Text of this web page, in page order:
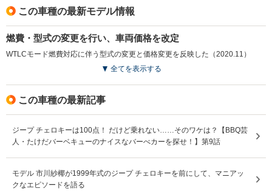
この車種の最新モデル情報
燃費・型式の変更を行い、車両価格を改定
WTLCモード燃費対応に伴う型式の変更と価格変更を反映した（2020.11）
全てを表示する
この車種の最新記事
ジープ チェロキーは100点！ だけど乗れない……そのワケは？【BBQ芸
人・たけだバーベキューのナイスなバーべカーを探せ！】第9話
モデル 市川紗椰が1999年式のジープ チェロキーを前にして、マニアッ
クなエピソードを語る